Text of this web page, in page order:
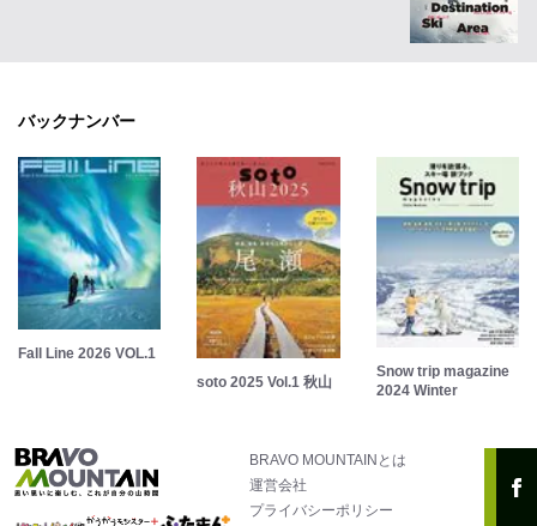
バックナンバー
Fall Line 2026 VOL.1
soto 2025 Vol.1 秋山
Snow trip magazine
2024 Winter
BRAVO MOUNTAINとは
運営会社
プライバシーポリシー